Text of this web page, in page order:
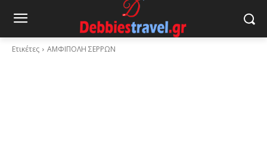
Ετικέτες ΑΜΦΙΠΟΛΗ ΣΕΡΡΩΝ